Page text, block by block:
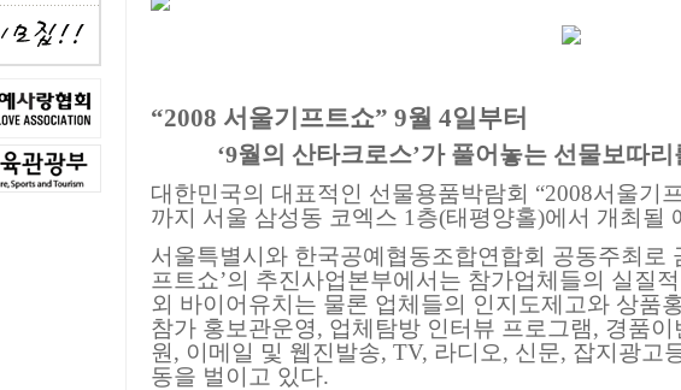
“2008 서울기프트쇼” 9월 4일부터
‘9월의 산타크로스’가 풀어놓는 선물보따
대한민국의 대표적인 선물용품박람회 “2008서울기
까지 서울 삼성동 코엑스 1층(태평양홀)에서 개최될
서울특별시와 한국공예협동조합연합회 공동주최로
프트쇼’의 추진사업본부에서는 참가업체들의 실질
외 바이어유치는 물론 업체들의 인지도제고와 상품
참가 홍보관운영, 업체탐방 인터뷰 프로그램, 경품이
원, 이메일 및 웹진발송, TV, 라디오, 신문, 잡지광고
동을 벌이고 있다.